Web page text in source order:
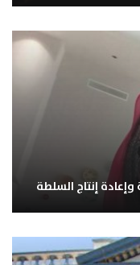
إنتاج السلطة